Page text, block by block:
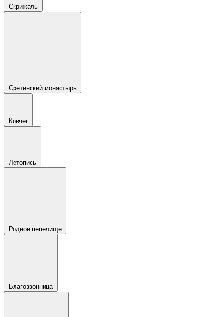
Скрижаль
Сретенский монастырь
Ковчег
Летопись
Родное пепелище
Благозвонница